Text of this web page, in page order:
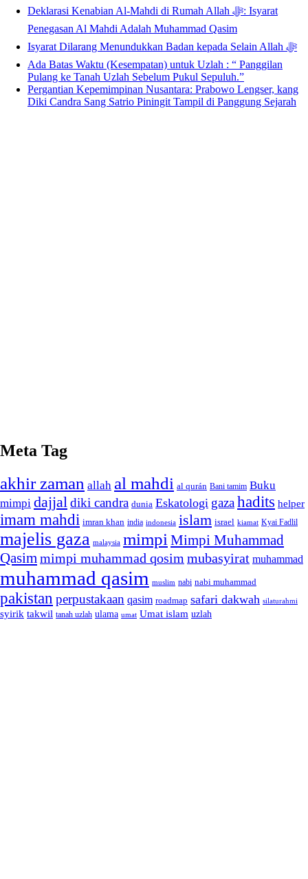
Deklarasi Kenabian Al-Mahdi di Rumah Allah ﷻ: Isyarat
Penegasan Al Mahdi Adalah Muhammad Qasim
Isyarat Dilarang Menundukkan Badan kepada Selain Allah ﷻ
Ada Batas Waktu (Kesempatan) untuk Uzlah : “ Panggilan
Pulang ke Tanah Uzlah Sebelum Pukul Sepuluh.”
Pergantian Kepemimpinan Nusantara: Prabowo Lengser, kang
Diki Candra Sang Satrio Piningit Tampil di Panggung Sejarah
Meta Tag
akhir zaman allah al mahdi al qurán Bani tamim Buku
mimpi dajjaldiki candra dunia Eskatologi gazahadits helper
imam mahdi imran khan india indonesia islam israel kiamat Kyai Fadlil
majelis gaza malaysia mimpi Mimpi Muhammad
Qasimmimpi muhammad qosim mubasyirat muhammad
muhammad qasim muslim nabi nabi muhammad
pakistan perpustakaan qasim roadmap safari dakwah silaturahmi
syirik takwil tanah uzlah ulama umat Umat islam uzlah